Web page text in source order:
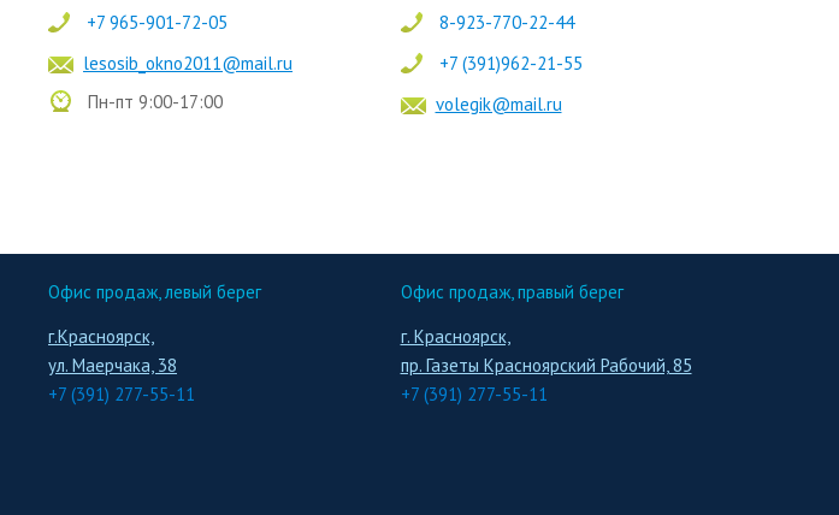
+7 965-901-72-05
lesosib_okno2011@mail.ru
Пн-пт 9:00-17:00
8-923-770-22-44
+7 (391)962-21-55
volegik@mail.ru
Офис продаж, левый берег
г.Красноярск,
ул. Маерчака, 38
+7 (391) 277-55-11
Офис продаж, правый берег
г. Красноярск,
пр. Газеты Красноярский Рабочий, 85
+7 (391) 277-55-11